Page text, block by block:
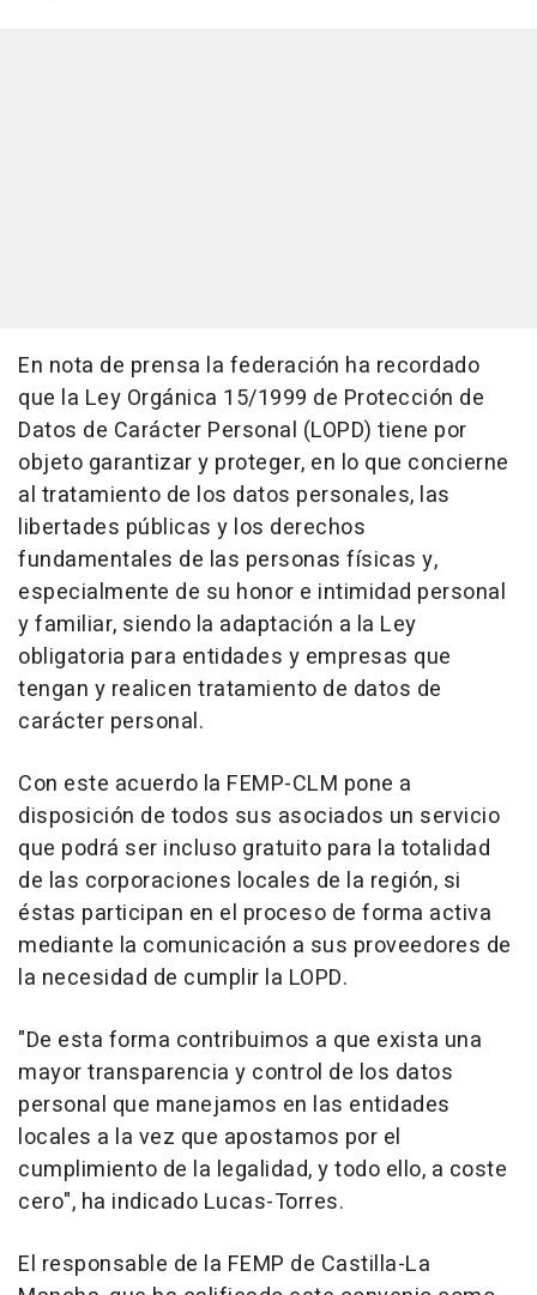
En nota de prensa la federación ha recordado
que la Ley Orgánica 15/1999 de Protección de
Datos de Carácter Personal (LOPD) tiene por
objeto garantizar y proteger, en lo que concierne
al tratamiento de los datos personales, las
libertades públicas y los derechos
fundamentales de las personas físicas y,
especialmente de su honor e intimidad personal
y familiar, siendo la adaptación a la Ley
obligatoria para entidades y empresas que
tengan y realicen tratamiento de datos de
carácter personal.
Con este acuerdo la FEMP-CLM pone a
disposición de todos sus asociados un servicio
que podrá ser incluso gratuito para la totalidad
de las corporaciones locales de la región, si
éstas participan en el proceso de forma activa
mediante la comunicación a sus proveedores de
la necesidad de cumplir la LOPD.
"De esta forma contribuimos a que exista una
mayor transparencia y control de los datos
personal que manejamos en las entidades
locales a la vez que apostamos por el
cumplimiento de la legalidad, y todo ello, a coste
cero", ha indicado Lucas-Torres.
El responsable de la FEMP de Castilla-La